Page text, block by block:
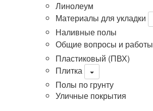
Линолеум
Материалы для укладки
Наливные полы
Общие вопросы и работы
Пластиковый (ПВХ)
Плитка
Полы по грунту
Уличные покрытия